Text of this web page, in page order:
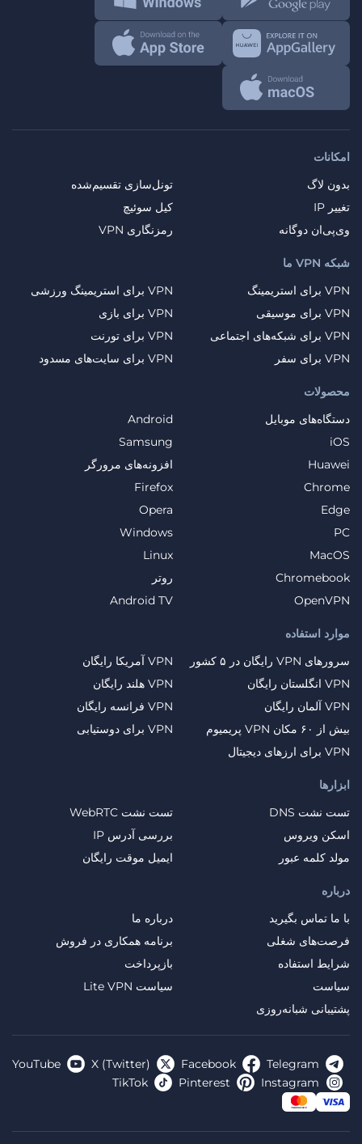
امکانات
بدون لاگ
تونل‌سازی تقسیم‌شده
تغییر IP
کیل سوئیچ
وی‌پی‌ان دوگانه
رمزنگاری VPN
محصولات
دستگاه‌های موبایل
Android
iOS
Samsung
Huawei
افزونه‌های مرورگر
Chrome
Firefox
Edge
Opera
PC
Windows
MacOS
Linux
Chromebook
روتر
OpenVPN
Android TV
موارد استفاده
سرورهای VPN رایگان در ۵ کشور
VPN آمریکا رایگان
VPN انگلستان رایگان
VPN هلند رایگان
VPN آلمان رایگان
VPN فرانسه رایگان
بیش از ۶۰ مکان VPN پریمیوم
VPN برای دوستیابی
VPN برای ارزهای دیجیتال
درباره
با ما تماس بگیرید
درباره ما
فرصت‌های شغلی
برنامه همکاری در فروش
شرایط استفاده
بازپرداخت
سیاست
سیاست Lite VPN
پشتیبانی شبانه‌روزی
شبکه VPN ما
VPN برای استریمینگ
VPN برای استریمینگ ورزشی
VPN برای موسیقی
VPN برای بازی
VPN برای شبکه‌های اجتماعی
VPN برای تورنت
VPN برای سفر
VPN برای سایت‌های مسدود
ابزارها
تست نشت DNS
تست نشت WebRTC
اسکن ویروس
بررسی آدرس IP
مولد کلمه عبور
ایمیل موقت رایگان
Telegram
Facebook
X (Twitter)
YouTube
Instagram
Pinterest
TikTok